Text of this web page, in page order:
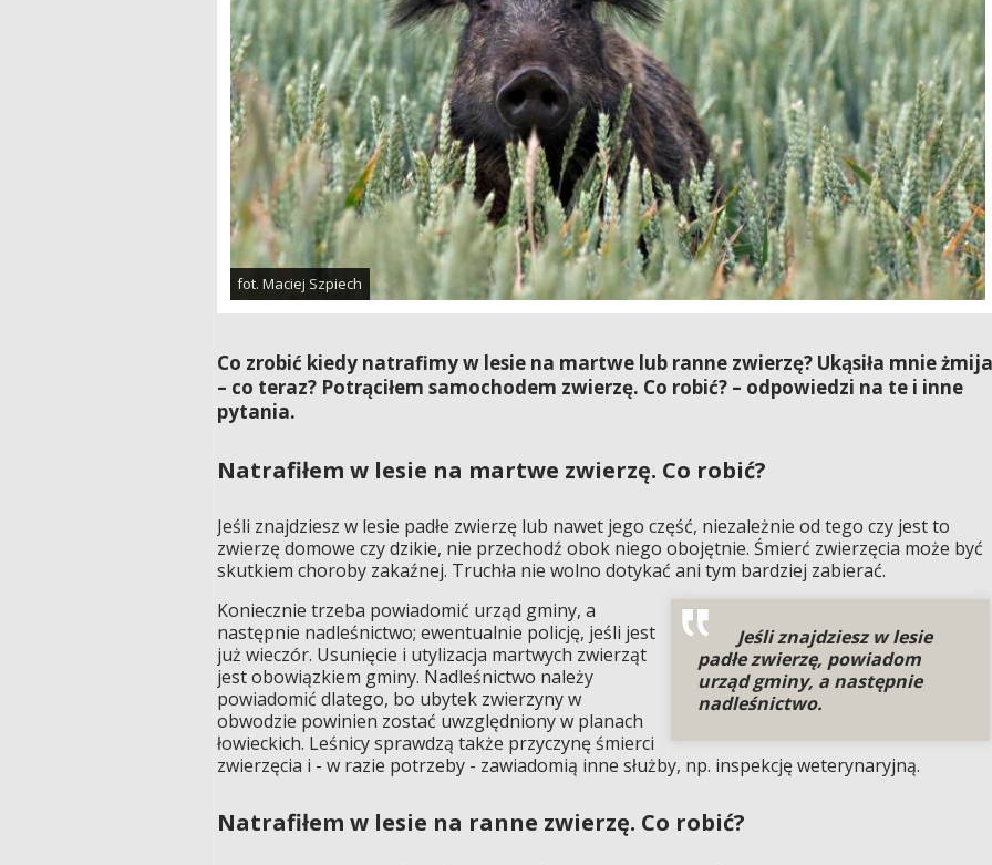
fot. Maciej Szpiech
Co zrobić kiedy natrafimy w lesie na martwe lub ranne zwierzę? Ukąsiła mnie żmija
– co teraz? Potrąciłem samochodem zwierzę. Co robić? – odpowiedzi na te i inne
pytania.
Natrafiłem w lesie na martwe zwierzę. Co robić?
Jeśli znajdziesz w lesie padłe zwierzę lub nawet jego część, niezależnie od tego czy jest to
zwierzę domowe czy dzikie, nie przechodź obok niego obojętnie. Śmierć zwierzęcia może być
skutkiem choroby zakaźnej. Truchła nie wolno dotykać ani tym bardziej zabierać.
Jeśli znajdziesz w lesie
padłe zwierzę, powiadom
urząd gminy, a następnie
nadleśnictwo.
Koniecznie trzeba powiadomić urząd gminy, a
następnie nadleśnictwo; ewentualnie policję, jeśli jest
już wieczór. Usunięcie i utylizacja martwych zwierząt
jest obowiązkiem gminy. Nadleśnictwo należy
powiadomić dlatego, bo ubytek zwierzyny w
obwodzie powinien zostać uwzględniony w planach
łowieckich. Leśnicy sprawdzą także przyczynę śmierci
zwierzęcia i - w razie potrzeby - zawiadomią inne służby, np. inspekcję weterynaryjną.
Natrafiłem w lesie na ranne zwierzę. Co robić?